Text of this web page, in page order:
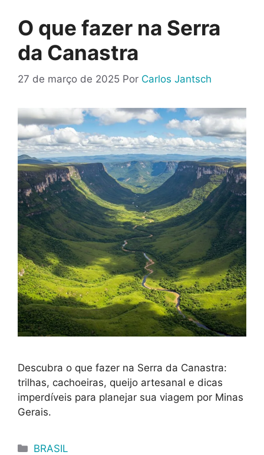
O que fazer na Serra
da Canastra
27 de março de 2025 Por Carlos Jantsch
Descubra o que fazer na Serra da Canastra:
trilhas, cachoeiras, queijo artesanal e dicas
imperdíveis para planejar sua viagem por Minas
Gerais.
Categorias
BRASIL